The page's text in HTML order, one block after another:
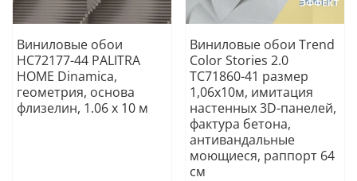
Виниловые обои
HC72177-44 PALITRA
HOME Dinamica,
геометрия, основа
флизелин, 1.06 х 10 м
Виниловые обои Trend
Color Stories 2.0
TC71860-41 размер
1,06х10м, имитация
настенных 3D-панелей,
фактура бетона,
антивандальные
моющиеся, раппорт 64
см